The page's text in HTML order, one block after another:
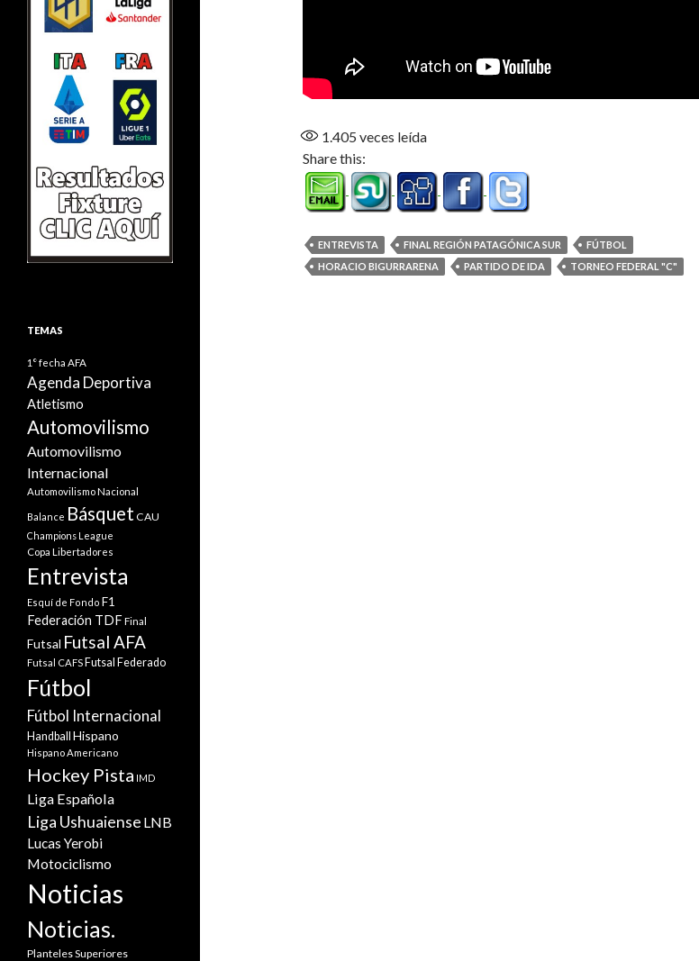
1.405 veces leída
Share this:
ENTREVISTA FINAL REGIÓN PATAGÓNICA SUR
FÚTBOL
HORACIO BIGURRARENA
PARTIDO DE IDA TORNEO FEDERAL "C"
TEMAS
1° fecha AFA
Agenda Deportiva
Atletismo
Automovilismo
Automovilismo
Internacional
Automovilismo Nacional
Balance Básquet CAU
Champions League
Copa Libertadores
Entrevista
Esquí de Fondo F1
Federación TDF Final
Futsal Futsal AFA
Futsal CAFS Futsal Federado
Fútbol
Fútbol Internacional
Handball Hispano
Hispano Americano
Hockey Pista IMD
Liga Española
Liga Ushuaiense LNB
Lucas Yerobi
Motociclismo
Noticias
Noticias.
Planteles Superiores